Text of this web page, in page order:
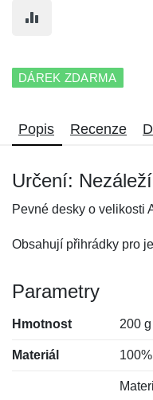
DÁREK ZDARMA
Popis Recenze
Určení:
Pevné desky o velikosti
Obsahují přihrádky pro
Parametry
Hmotnost 200 g
Materiál